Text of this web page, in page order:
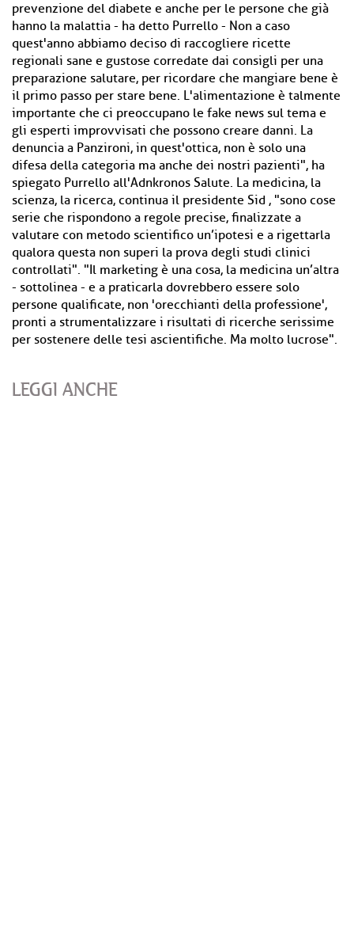
prevenzione del diabete e anche per le persone che già
hanno la malattia - ha detto Purrello - Non a caso
quest'anno abbiamo deciso di raccogliere ricette
regionali sane e gustose corredate dai consigli per una
preparazione salutare, per ricordare che mangiare bene è
il primo passo per stare bene. L'alimentazione è talmente
importante che ci preoccupano le fake news sul tema e
gli esperti improvvisati che possono creare danni. La
denuncia a Panzironi, in quest'ottica, non è solo una
difesa della categoria ma anche dei nostri pazienti", ha
spiegato Purrello all'Adnkronos Salute. La medicina, la
scienza, la ricerca, continua il presidente Sid , "sono cose
serie che rispondono a regole precise, finalizzate a
valutare con metodo scientifico un’ipotesi e a rigettarla
qualora questa non superi la prova degli studi clinici
controllati". "Il marketing è una cosa, la medicina un’altra
- sottolinea - e a praticarla dovrebbero essere solo
persone qualificate, non 'orecchianti della professione',
pronti a strumentalizzare i risultati di ricerche serissime
per sostenere delle tesi ascientifiche. Ma molto lucrose".
LEGGI ANCHE